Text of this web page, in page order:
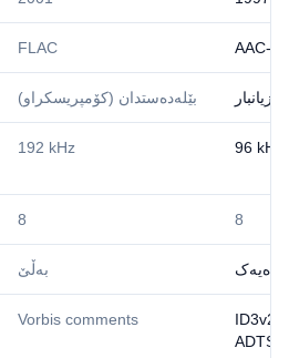
FLAC AAC-
بێلەدەستدان (کۆمپریسکراو) زیانبار
192 kHz 96 kHz
8 8
بەڵێ
Vorbis comments
ID3v2
ADTS)